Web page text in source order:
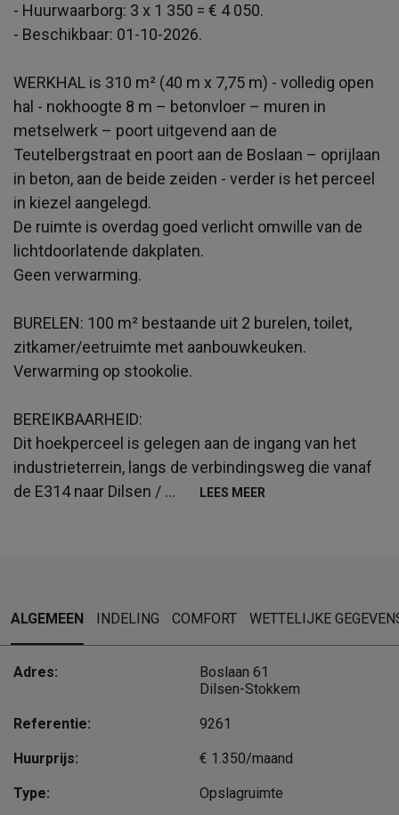
- Huurwaarborg: 3 x 1 350 = € 4 050.
- Beschikbaar: 01-10-2026.
WERKHAL is 310 m² (40 m x 7,75 m) - volledig open
hal - nokhoogte 8 m – betonvloer – muren in
metselwerk – poort uitgevend aan de
Teutelbergstraat en poort aan de Boslaan – oprijlaan
in beton, aan de beide zeiden - verder is het perceel
in kiezel aangelegd.
De ruimte is overdag goed verlicht omwille van de
lichtdoorlatende dakplaten.
Geen verwarming.
BURELEN: 100 m² bestaande uit 2 burelen, toilet,
zitkamer/eetruimte met aanbouwkeuken.
Verwarming op stookolie.
BEREIKBAARHEID:
Dit hoekperceel is gelegen aan de ingang van het
industrieterrein, langs de verbindingsweg die vanaf
de E314 naar Dilsen / ... LEES MEER
ALGEMEEN INDELING COMFORT WETTELIJKE
Adres:
Boslaan 61
Dilsen-Stokkem
Referentie: 9261
Huurprijs: € 1.350/maand
Type: Opslagruimte